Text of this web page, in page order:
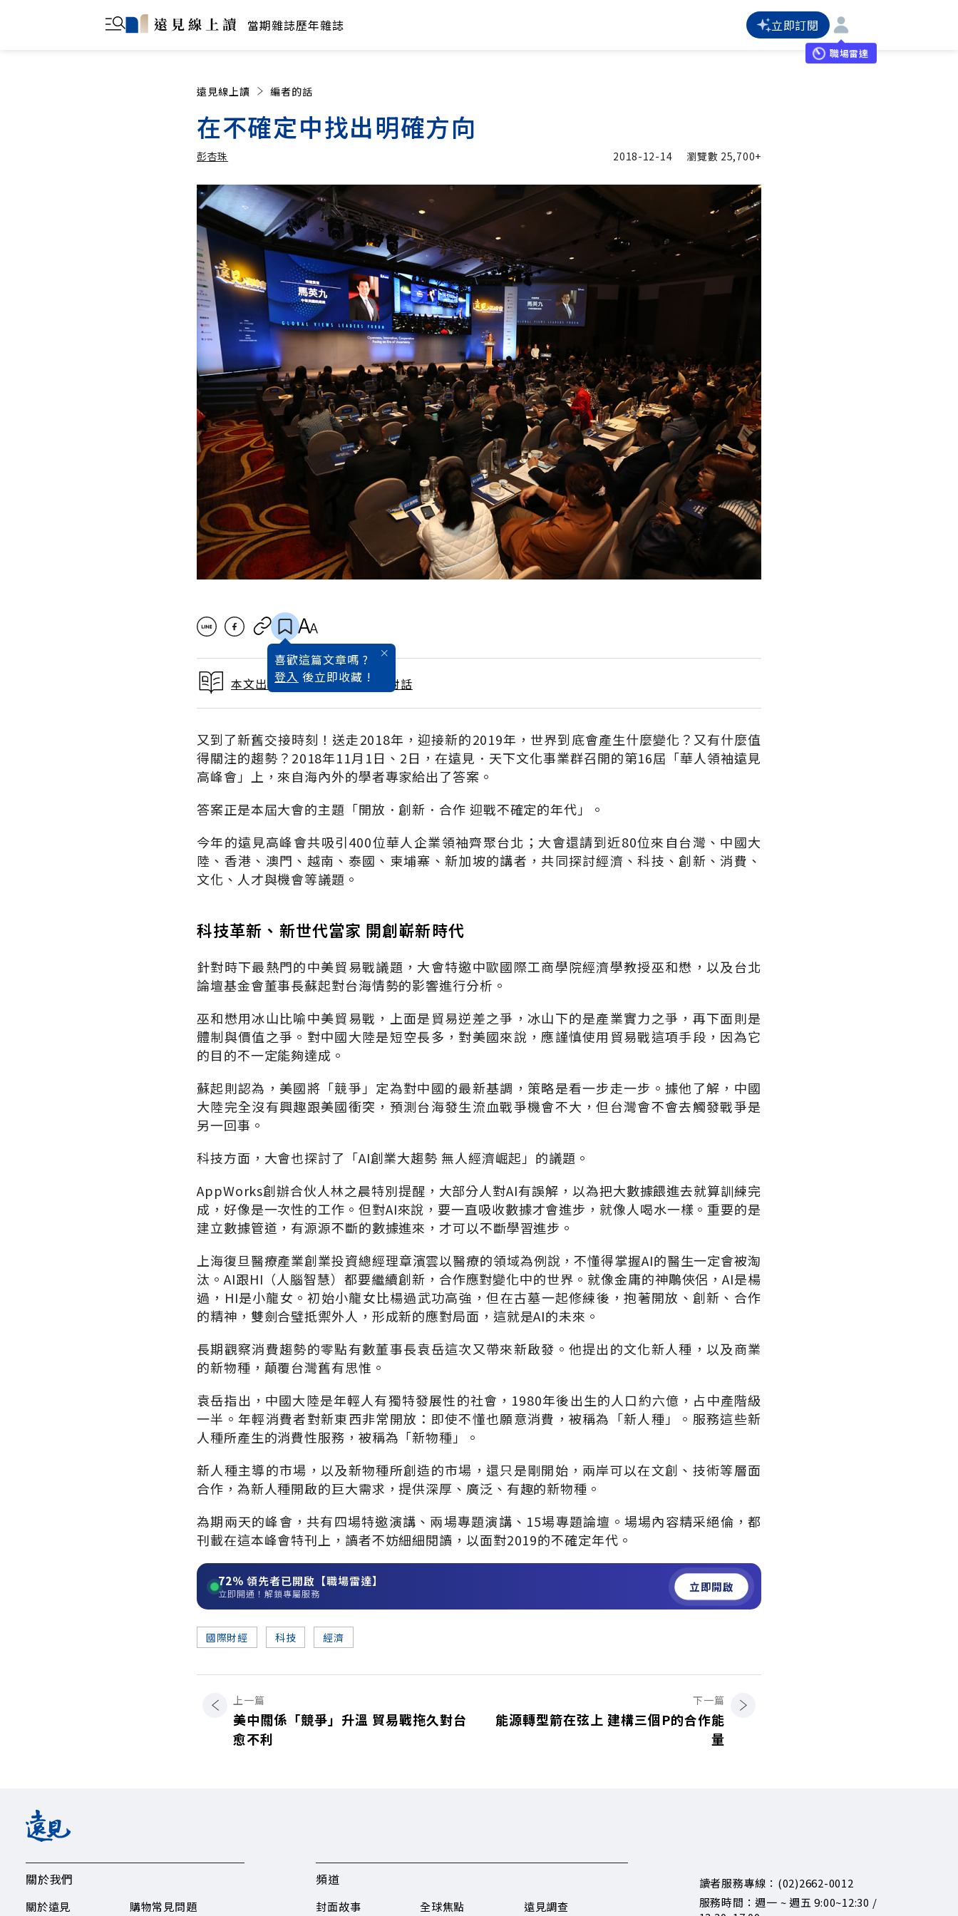
當期雜誌歷年雜誌 立即訂閱
職場雷達
遠見線上讀 編者的話
在不確定中找出明確方向
彭杏珠
彭杏珠
2018-12-14 瀏覽數 25,700+
喜歡這篇文章嗎 ?
登入 後立即收藏 !
本文出自77位華人領袖的關鍵對話
又到了新舊交接時刻！送走2018年，迎接新的2019年，世界到底會產生什麼變化？又有什麼值
得關注的趨勢？2018年11月1日、2日，在遠見．天下文化事業群召開的第16屆「華人領袖遠見
高峰會」上，來自海內外的學者專家給出了答案。
答案正是本屆大會的主題「開放．創新．合作 迎戰不確定的年代」。
今年的遠見高峰會共吸引400位華人企業領袖齊聚台北；大會還請到近80位來自台灣、中國大
陸、香港、澳門、越南、泰國、柬埔寨、新加坡的講者，共同探討經濟、科技、創新、消費、
文化、人才與機會等議題。
科技革新、新世代當家 開創嶄新時代
針對時下最熱門的中美貿易戰議題，大會特邀中歐國際工商學院經濟學教授巫和懋，以及台北
論壇基金會董事長蘇起對台海情勢的影響進行分析。
巫和懋用冰山比喻中美貿易戰，上面是貿易逆差之爭，冰山下的是產業實力之爭，再下面則是
體制與價值之爭。對中國大陸是短空長多，對美國來說，應謹慎使用貿易戰這項手段，因為它
的目的不一定能夠達成。
蘇起則認為，美國將「競爭」定為對中國的最新基調，策略是看一步走一步。據他了解，中國
大陸完全沒有興趣跟美國衝突，預測台海發生流血戰爭機會不大，但台灣會不會去觸發戰爭是
另一回事。
科技方面，大會也探討了「AI創業大趨勢 無人經濟崛起」的議題。
AppWorks創辦合伙人林之晨特別提醒，大部分人對AI有誤解，以為把大數據餵進去就算訓練完
成，好像是一次性的工作。但對AI來說，要一直吸收數據才會進步，就像人喝水一樣。重要的是
建立數據管道，有源源不斷的數據進來，才可以不斷學習進步。
上海復旦醫療產業創業投資總經理章濱雲以醫療的領域為例說，不懂得掌握AI的醫生一定會被淘
汰。AI跟HI（人腦智慧）都要繼續創新，合作應對變化中的世界。就像金庸的神鵰俠侶，AI是楊
過，HI是小龍女。初始小龍女比楊過武功高強，但在古墓一起修練後，抱著開放、創新、合作
的精神，雙劍合璧抵禦外人，形成新的應對局面，這就是AI的未來。
長期觀察消費趨勢的零點有數董事長袁岳這次又帶來新啟發。他提出的文化新人種，以及商業
的新物種，顛覆台灣舊有思惟。
袁岳指出，中國大陸是年輕人有獨特發展性的社會，1980年後出生的人口約六億，占中產階級
一半。年輕消費者對新東西非常開放：即使不懂也願意消費，被稱為「新人種」。服務這些新
人種所產生的消費性服務，被稱為「新物種」。
新人種主導的市場，以及新物種所創造的市場，還只是剛開始，兩岸可以在文創、技術等層面
合作，為新人種開啟的巨大需求，提供深厚、廣泛、有趣的新物種。
為期兩天的峰會，共有四場特邀演講、兩場專題演講、15場專題論壇。場場內容精采絕倫，都
刊載在這本峰會特刊上，讀者不妨細細閱讀，以面對2019的不確定年代。
72% 領先者已開啟【職場雷達】
立即開通！解鎖專屬服務 立即開啟
國際財經 科技 經濟
上一篇
美中關係「競爭」升溫 貿易戰拖久對台
愈不利
下一篇
能源轉型箭在弦上 建構三個P的合作能
量
關於我們
關於遠見 購物常見問題
頻道
封面故事 全球焦點 遠見調查
讀者服務專線：(02)2662-0012
服務時間：週一 ~ 週五 9:00~12:30 /